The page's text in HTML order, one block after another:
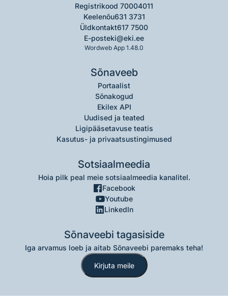
Registrikood 70004011
Keelenõu631 3731
Üldkontakt617 7500
E-posteki@eki.ee
Wordweb App 1.48.0
Sõnaveeb
Portaalist
Sõnakogud
Ekilex API
Uudised ja teated
Ligipääsetavuse teatis
Kasutus- ja privaatsustingimused
Sotsiaalmeedia
Hoia pilk peal meie sotsiaalmeedia kanalitel.
Facebook
Youtube
LinkedIn
Sõnaveebi tagasiside
Iga arvamus loeb ja aitab Sõnaveebi paremaks teha!
Kirjuta meile